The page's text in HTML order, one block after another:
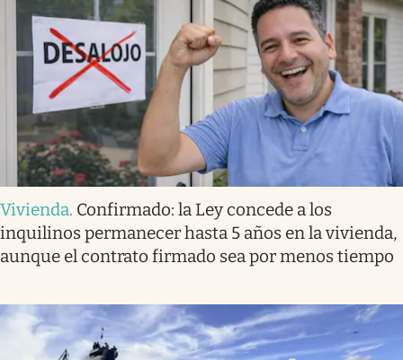
Vivienda. Confirmado: la Ley concede a los
inquilinos permanecer hasta 5 años en la vivienda,
aunque el contrato firmado sea por menos tiempo